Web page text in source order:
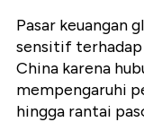
Pasar keuangan
sensitif
China karena
mempengaruhi
hingga rantai